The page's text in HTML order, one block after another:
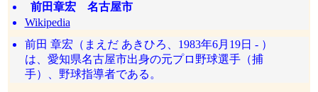
前田章宏 名古屋市
Wikipedia
前田 章宏（まえだ あきひろ、1983年6月19日 - ）
は、愛知県名古屋市出身の元プロ野球選手（捕
手）、野球指導者である。